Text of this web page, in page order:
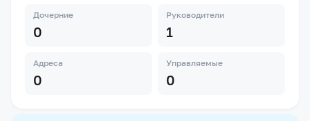
Дочерние
0
Руководители
1
Адреса
0
Управляемые
0